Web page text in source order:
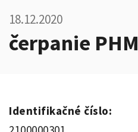
18.12.2020
čerpanie PHM
Identifikačné číslo: